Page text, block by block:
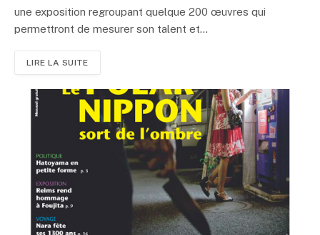
une exposition regroupant quelque 200 œuvres qui
permettront de mesurer son talent et...
LIRE LA SUITE